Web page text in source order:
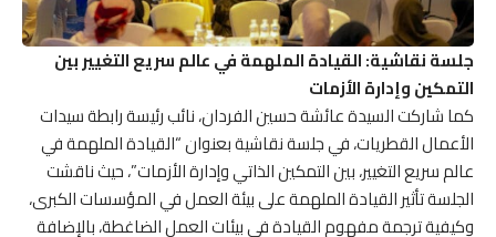
جلسة نقاشية: القيادة الملهمة في عالم سريع التغيير بين
التمكين وإدارة الأزمات
كما شاركت السيدة عائشة حسين الفردان، نائب رئيسة رابطة سيدات
الأعمال القطريات، في جلسة نقاشية بعنوان “القيادة الملهمة في
عالم سريع التغيير، بين التمكين الذاتي وإدارة الأزمات”، حيث ناقشت
الجلسة تأثير القيادة الملهمة على بيئة العمل في المؤسسات الكبرى،
وكيفية ترجمة مفهوم القيادة في بيئات العمل الضاغطة، بالإضافة